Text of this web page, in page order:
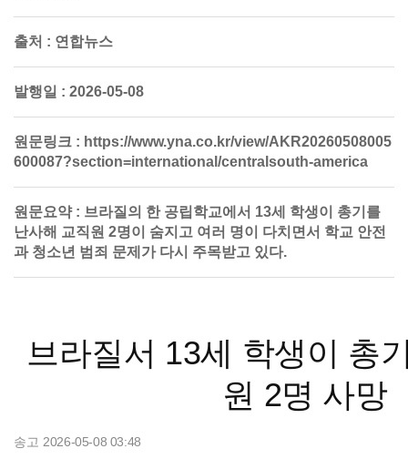
출처 : 연합뉴스
발행일 : 2026-05-08
원문링크 : https://www.yna.co.kr/view/AKR20260508005
600087?section=international/centralsouth-america
원문요약 : 브라질의 한 공립학교에서 13세 학생이 총기를
난사해 교직원 2명이 숨지고 여러 명이 다치면서 학교 안전
과 청소년 범죄 문제가 다시 주목받고 있다.
브라질서 13세 학생이 총
원 2명 사망
송고 2026-05-08 03:48